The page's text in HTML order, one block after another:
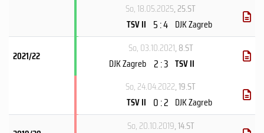
So, 18.05.2025, 25.ST
TSV II 5 : 4 DJK Zagreb
2021/22
So, 03.10.2021, 8.ST
DJK Zagreb 2 : 3 TSV II
So, 24.04.2022, 19.ST
TSV II 0 : 2 DJK Zagreb
So, 20.10.2019, 14.ST